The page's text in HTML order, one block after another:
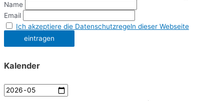
Name
Email
Ich akzeptiere die Datenschutzregeln dieser Webseite
Kalender